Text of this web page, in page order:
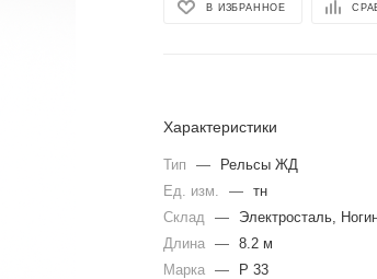
В ИЗБРАННОЕ
Характеристики
Тип —
Рельсы ЖД
Ед. изм.
—
тн
Склад
—
Электросталь,
Длина
—
8.2 м
Марка
—
Р 33